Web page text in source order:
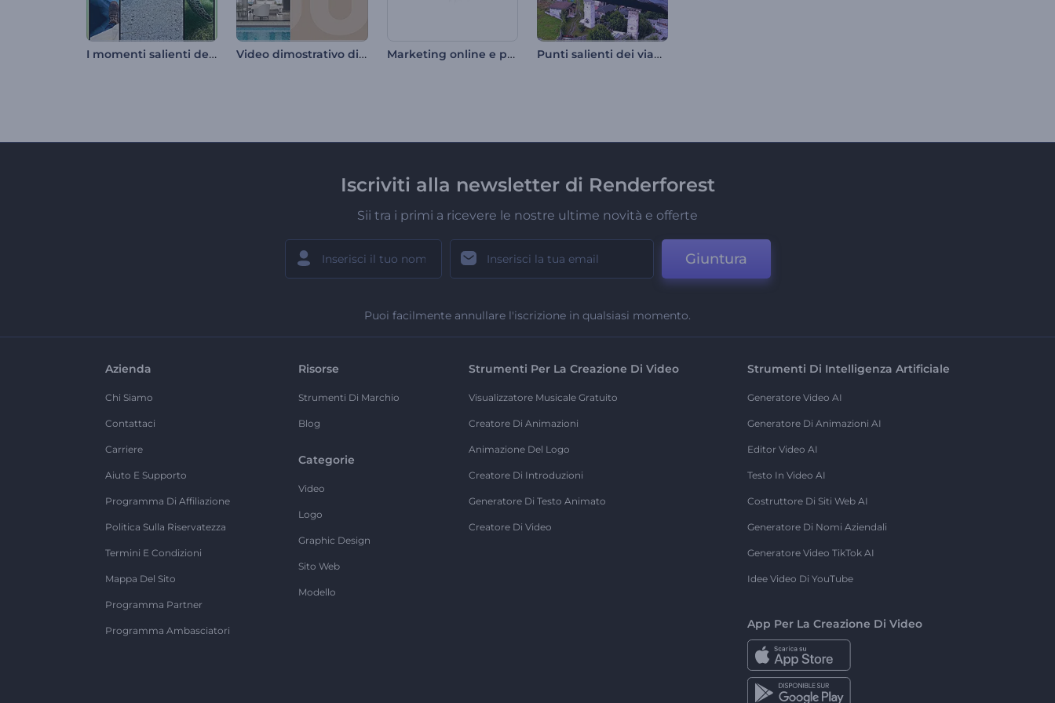
I momenti salienti della vita Video dimostrativo di un immobile moderno. Marketing online e promozione SEO Punti salienti dei viaggi ad alta velocità
Iscriviti alla newsletter di Renderforest
Sii tra i primi a ricevere le nostre ultime novità e offerte
Giuntura
Puoi facilmente annullare l'iscrizione in qualsiasi momento.
Azienda
Chi Siamo
Contattaci
Carriere
Aiuto E Supporto
Programma Di Affiliazione
Politica Sulla Riservatezza
Termini E Condizioni
Mappa Del Sito
Programma Partner
Programma Ambasciatori
Risorse
Strumenti Di Marchio
Blog
Categorie
Video
Logo
Graphic Design
Sito Web
Modello
Strumenti Per La Creazione Di Video
Visualizzatore Musicale Gratuito
Creatore Di Animazioni
Animazione Del Logo
Creatore Di Introduzioni
Generatore Di Testo Animato
Creatore Di Video
Strumenti Di Intelligenza Artificiale
Generatore Video AI
Generatore Di Animazioni AI
Editor Video AI
Testo In Video AI
Costruttore Di Siti Web AI
Generatore Di Nomi Aziendali
Generatore Video TikTok AI
Idee Video Di YouTube
App Per La Creazione Di Video